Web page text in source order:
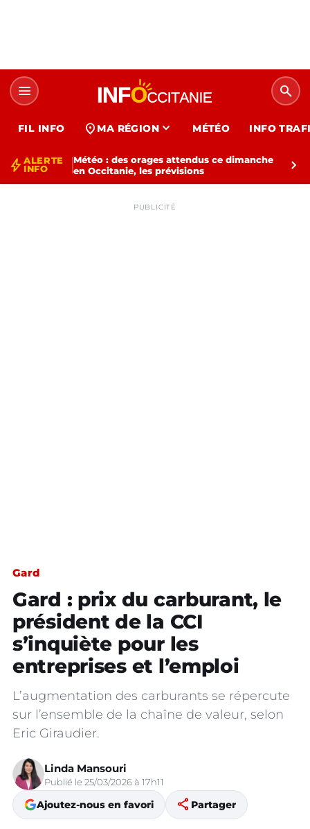
menu search
FIL INFO location_on MA RÉGION expand_more MÉTÉO INFO
bolt ALERTE
INFO
Météo : des orages attendus ce dimanche
en Occitanie, les prévisions
chevron_right
PUBLICITÉ
Gard
Gard : prix du carburant, le
président de la CCI
s’inquiète pour les
entreprises et l’emploi
L’augmentation des carburants se répercute
sur l’ensemble de la chaîne de valeur, selon
Eric Giraudier.
Linda Mansouri
Publié le 25/03/2026 à 17h11
Ajoutez-nous en favori share Partager